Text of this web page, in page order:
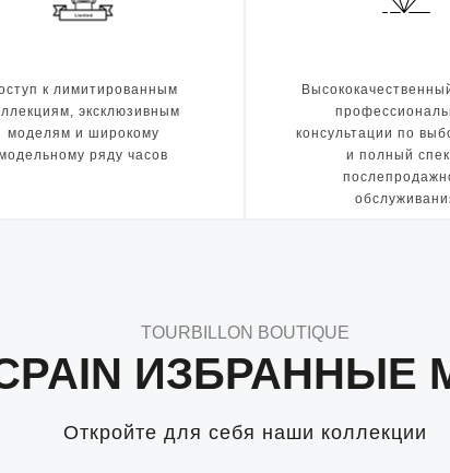
к лимитированным
эксклюзивным
моделям и широкому
ряду часов
консультации по
и полный
TOURBILLON BOUTIQUE
ИЗБРАННЫЕ
Откройте для себя наши коллекции